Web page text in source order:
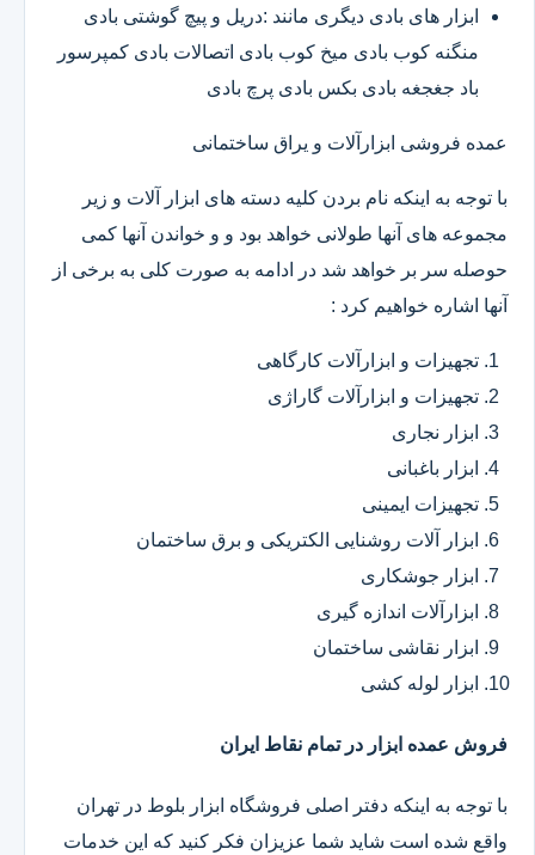
ابزار های بادی دیگری مانند :دریل و پیچ گوشتی بادی
منگنه کوب بادی میخ کوب بادی اتصالات بادی کمپرسور
باد جغجغه بادی بکس بادی پرچ بادی
عمده فروشی ابزارآلات و یراق ساختمانی
با توجه به اینکه نام بردن کلیه دسته های ابزار آلات و زیر
مجموعه های آنها طولانی خواهد بود و و خواندن آنها کمی
حوصله سر بر خواهد شد در ادامه به صورت کلی به برخی از
آنها اشاره خواهیم کرد :
تجهیزات و ابزارآلات کارگاهی
تجهیزات و ابزارآلات گاراژی
ابزار نجاری
ابزار باغبانی
تجهیزات ایمینی
ابزار آلات روشنایی الکتریکی و برق ساختمان
ابزار جوشکاری
ابزارآلات اندازه گیری
ابزار نقاشی ساختمان
ابزار لوله کشی
فروش عمده ابزار در تمام نقاط ایران
با توجه به اینکه دفتر اصلی فروشگاه ابزار بلوط در تهران
واقع شده است شاید شما عزیزان فکر کنید که این خدمات